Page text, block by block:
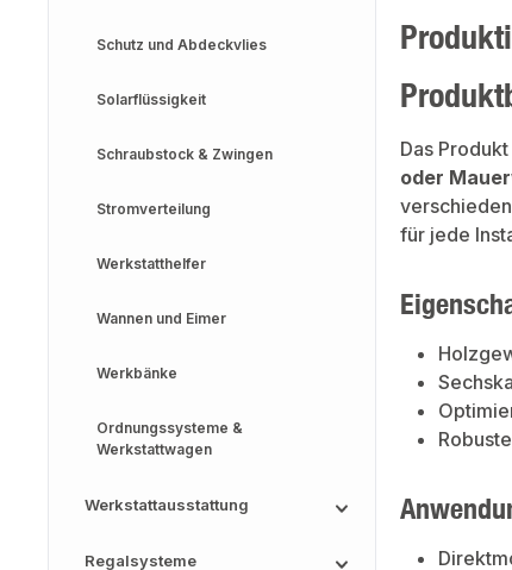
Schutz und Abdeckvlies
Solarflüssigkeit
Schraubstock & Zwingen
Stromverteilung
Werkstatthelfer
Wannen und Eimer
Werkbänke
Ordnungssysteme &
Werkstattwagen
Werkstattausstattung
Regalsysteme
Das Produkt
oder
für jede